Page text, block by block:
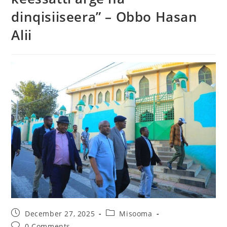
dinqisiiseera” – Obbo Hasan
Alii
December 27, 2025
Misooma